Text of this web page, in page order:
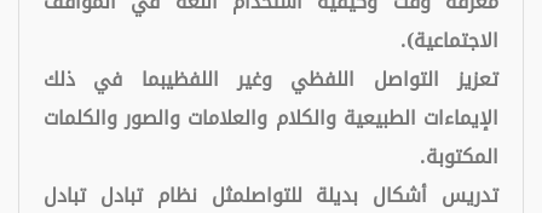
الاجتماعية).
تعزيز التواصل اللفظي وغير اللفظيبما في ذلك
الإيماءات الطبيعية والكلام والعلامات والصور والكلمات
المكتوبة.
تدريس أشكال بديلة للتواصلمثل نظام تبادل تبادل